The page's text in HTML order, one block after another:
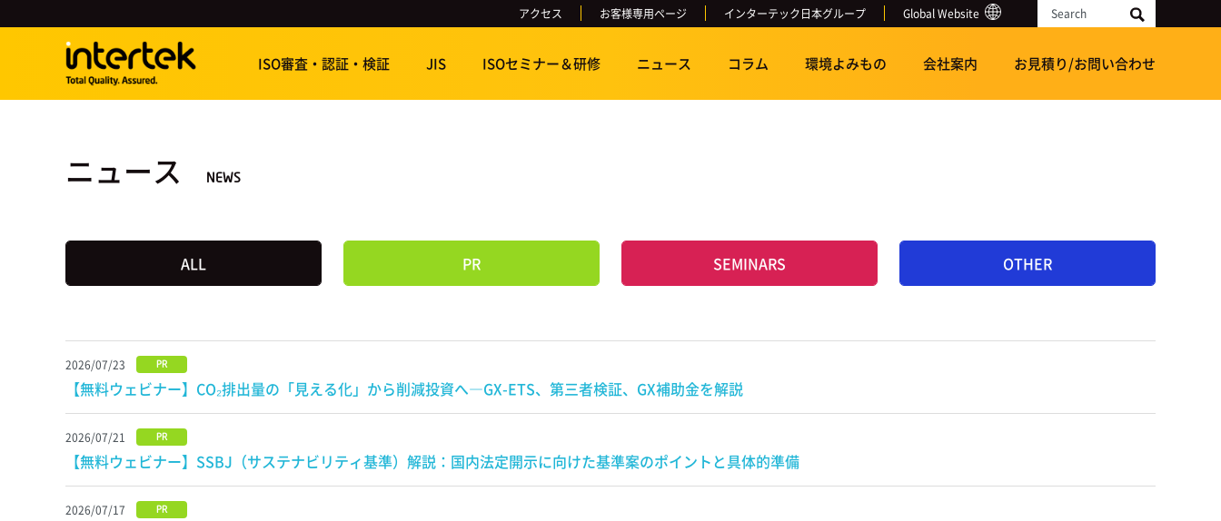
アクセス お客様専用ページ インターテック日本グループ Global Website Search
ISO審査・認証・検証 JIS ISOセミナー＆研修 ニュース コラム 環境よみもの 会社案内 お見積り/お問い合わせ
ニュース NEWS
ALL PR SEMINARS OTHER
2026/07/23 PR
【無料ウェビナー】CO₂排出量の「見える化」から削減投資へ―GX-ETS、第三者検証、GX補助金を解説
2026/07/21 PR
【無料ウェビナー】SSBJ（サステナビリティ基準）解説：国内法定開示に向けた基準案のポイントと具体的準備
2026/07/17 PR